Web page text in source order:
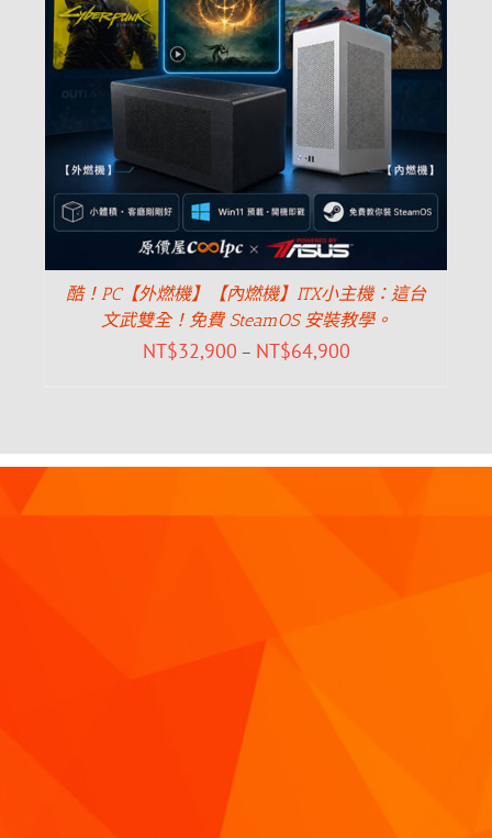
酷！PC【外燃機】【內燃機】ITX小主機：這台
文武雙全！免費 SteamOS 安裝教學。
NT$32,900 – NT$64,900